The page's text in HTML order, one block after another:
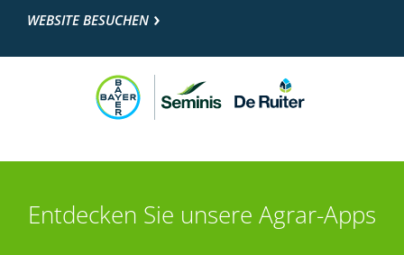
WEBSITE BESUCHEN
Entdecken Sie unsere Agrar-Apps